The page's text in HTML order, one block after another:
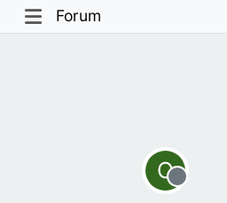
Forum
O
Offline